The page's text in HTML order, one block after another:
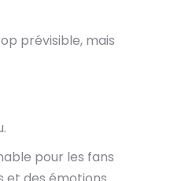
prévisible, mais
pour les fans